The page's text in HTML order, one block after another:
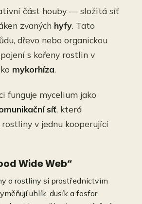
část houby — složitá síť
zvaných hyfy. Tato
dřevo nebo organickou
s kořeny rostlin v
mykorhíza.
funguje mycelium jako
síť, která
v jednu kooperující
Wide Web“
a rostliny si prostřednictvím
uhlík, dusík a fosfor.